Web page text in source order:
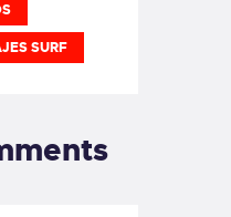
SURF